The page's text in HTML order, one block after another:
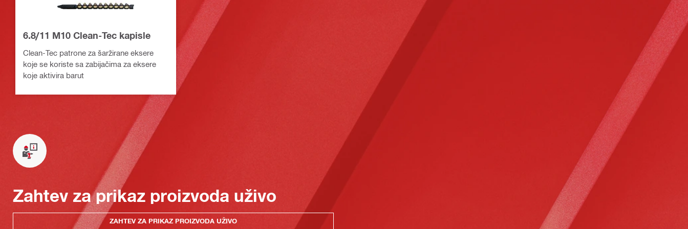
6.8/11 M10 Clean-Tec kapisle
Clean-Tec patrone za šaržirane eksere
koje se koriste sa zabijačima za eksere
koje aktivira barut
Zahtev za prikaz proizvoda uživo
ZAHTEV ZA PRIKAZ PROIZVODA UŽIVO